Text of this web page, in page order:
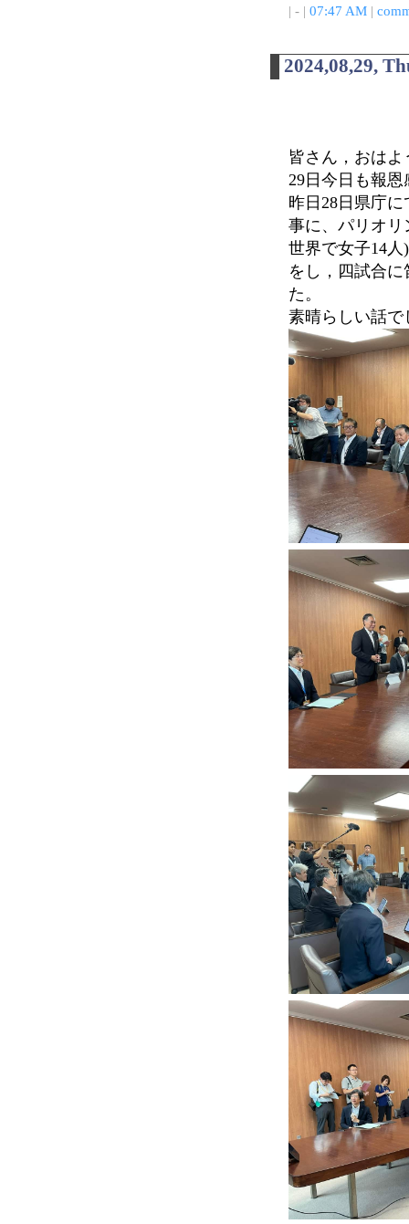
| - | 07:47 AM|
2024,08,29,
皆さん，おは
29日今日も報
昨日28日県庁
事に、パリオ
世界で女子14人)
をし，四試合
た。
素晴らしい話で